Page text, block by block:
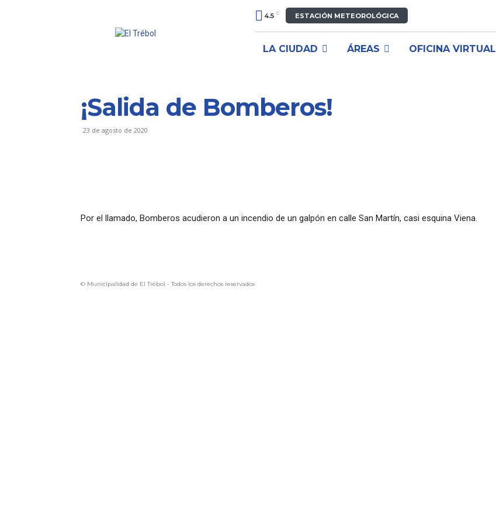
4.5 C ESTACIÓN METEOROLÓGICA
LA CIUDAD ÁREAS OFICINA VIRTUAL
¡Salida de Bomberos!
23 de agosto de 2020
Por el llamado, Bomberos acudieron a un incendio de un galpón en calle San Martín, casi esquina Viena.
© Municipalidad de El Trébol - Todos los derechos reservados